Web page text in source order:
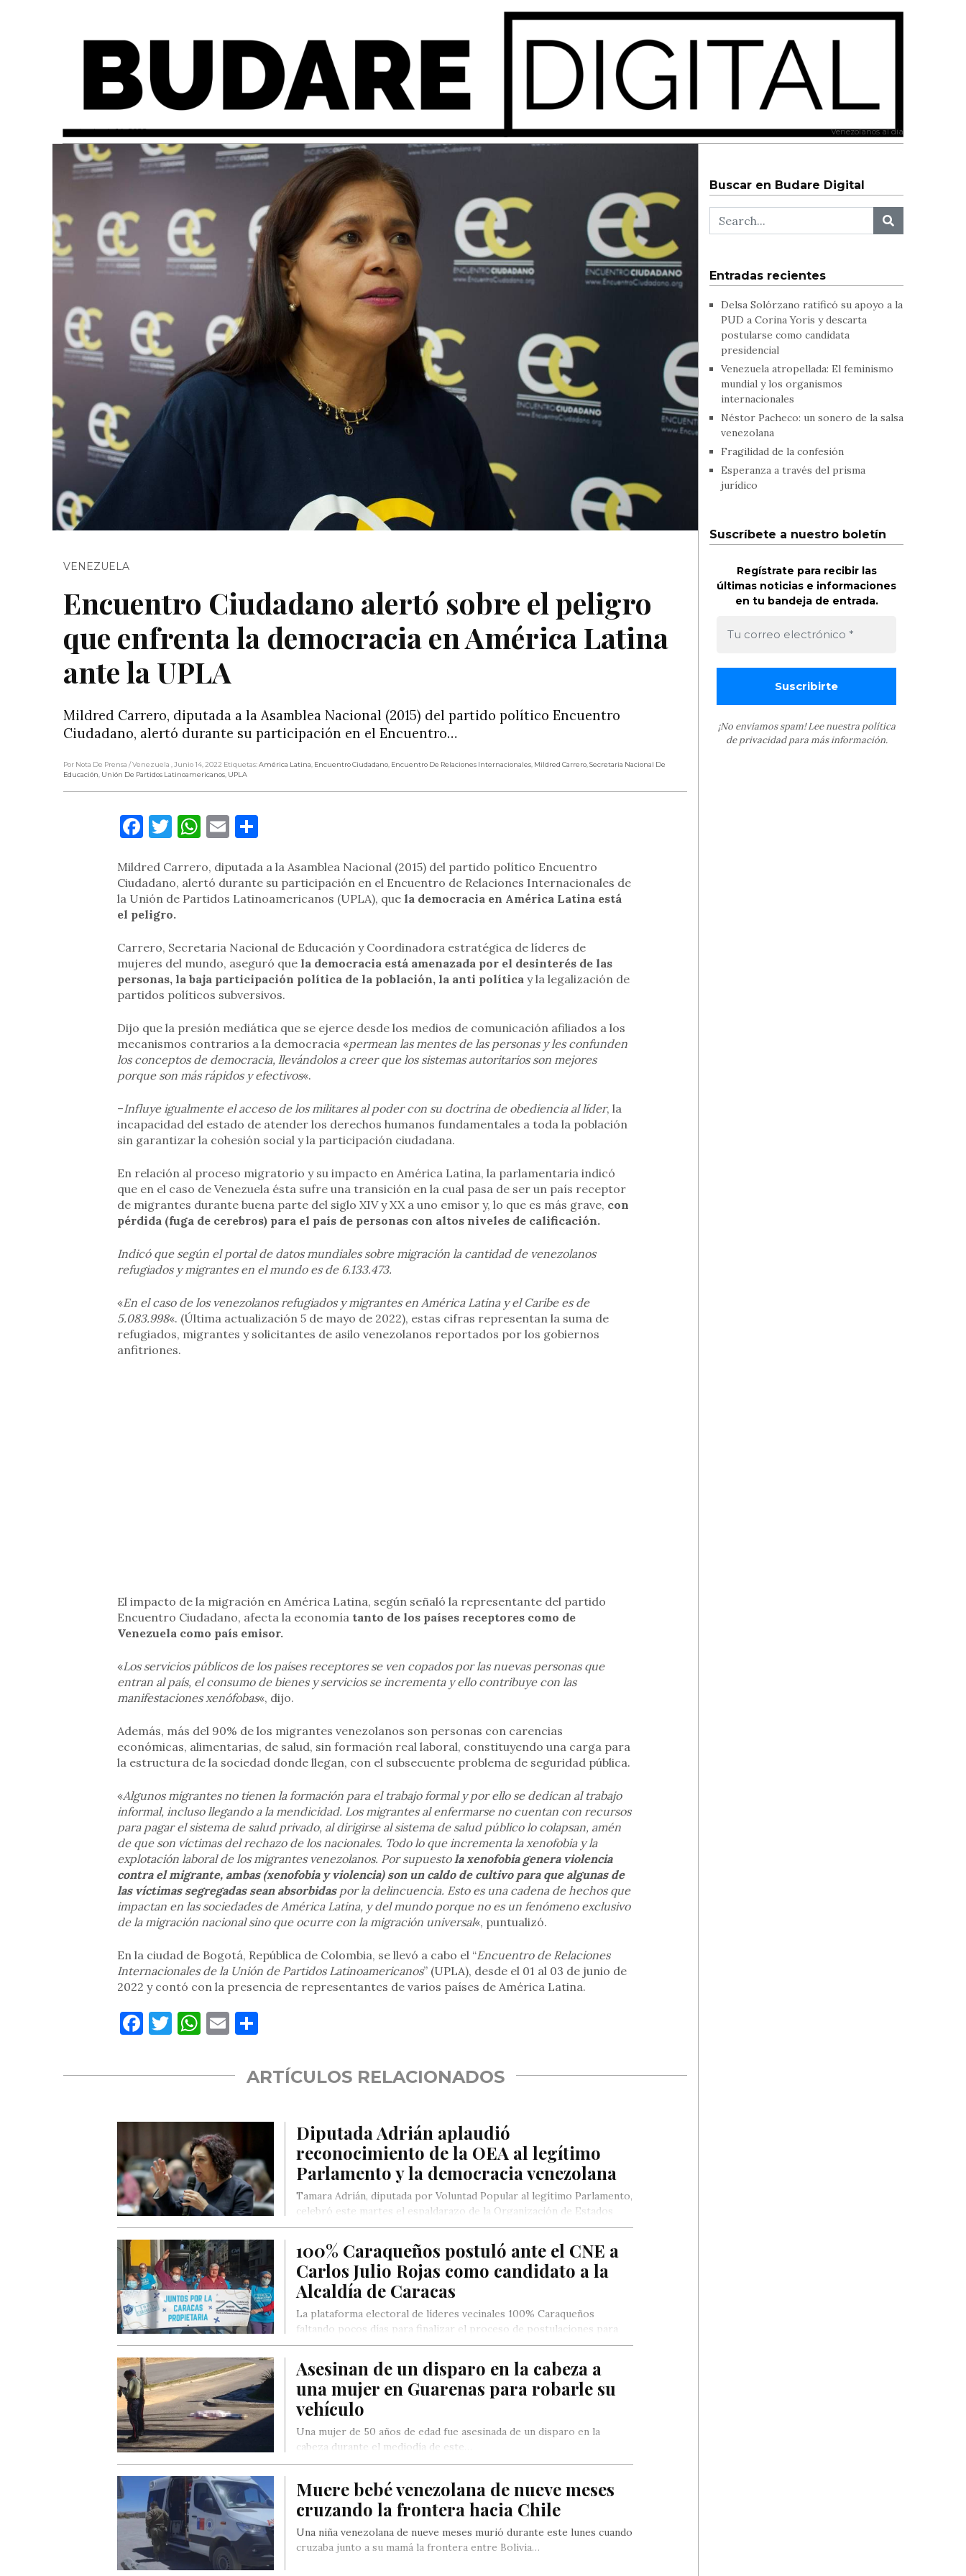
martes, junio 14, 2022 Venezolanos al día
VENEZUELA
Encuentro Ciudadano alertó sobre el peligro
que enfrenta la democracia en América Latina
ante la UPLA
Mildred Carrero, diputada a la Asamblea Nacional (2015) del partido político Encuentro
Ciudadano, alertó durante su participación en el Encuentro…
Por Nota De Prensa / Venezuela , Junio 14, 2022 Etiquetas:América Latina, Encuentro Ciudadano, Encuentro De Relaciones Internacionales, Mildred Carrero,Secretaria Nacional De
Educación, Unión De Partidos Latinoamericanos, UPLA
Facebook
Twitter
WhatsApp
EmailCompartir
Mildred Carrero, diputada a la Asamblea Nacional (2015) del partido político Encuentro
Ciudadano, alertó durante su participación en el Encuentro de Relaciones Internacionales de
la Unión de Partidos Latinoamericanos (UPLA), que la democracia en América Latina está
el peligro.
Carrero, Secretaria Nacional de Educación y Coordinadora estratégica de líderes de
mujeres del mundo, aseguró que la democracia está amenazada por el desinterés de las
personas, la baja participación política de la población, la anti políticay la legalización de
partidos políticos subversivos.
Dijo que la presión mediática que se ejerce desde los medios de comunicación afiliados a los
mecanismos contrarios a la democracia «permean las mentes de las personas y les confunden
los conceptos de democracia, llevándolos a creer que los sistemas autoritarios son mejores
porque son más rápidos y efectivos«.
–Influye igualmente el acceso de los militares al poder con su doctrina de obediencia al líder, la
incapacidad del estado de atender los derechos humanos fundamentales a toda la población
sin garantizar la cohesión social y la participación ciudadana.
En relación al proceso migratorio y su impacto en América Latina, la parlamentaria indicó
que en el caso de Venezuela ésta sufre una transición en la cual pasa de ser un país receptor
de migrantes durante buena parte del siglo XIV y XX a uno emisor y, lo que es más grave, con
pérdida (fuga de cerebros) para el país de personas con altos niveles de calificación.
Indicó que según el portal de datos mundiales sobre migración la cantidad de venezolanos
refugiados y migrantes en el mundo es de 6.133.473.
«En el caso de los venezolanos refugiados y migrantes en América Latina y el Caribe es de
5.083.998«. (Última actualización 5 de mayo de 2022), estas cifras representan la suma de
refugiados, migrantes y solicitantes de asilo venezolanos reportados por los gobiernos
anfitriones.
El impacto de la migración en América Latina, según señaló la representante del partido
Encuentro Ciudadano, afecta la economía tanto de los países receptores como de
Venezuela como país emisor.
«Los servicios públicos de los países receptores se ven copados por las nuevas personas que
entran al país, el consumo de bienes y servicios se incrementa y ello contribuye con las
manifestaciones xenófobas«, dijo.
Además, más del 90% de los migrantes venezolanos son personas con carencias
económicas, alimentarias, de salud, sin formación real laboral, constituyendo una carga para
la estructura de la sociedad donde llegan, con el subsecuente problema de seguridad pública.
«Algunos migrantes no tienen la formación para el trabajo formal y por ello se dedican al trabajo
informal, incluso llegando a la mendicidad. Los migrantes al enfermarse no cuentan con recursos
para pagar el sistema de salud privado, al dirigirse al sistema de salud público lo colapsan, amén
de que son víctimas del rechazo de los nacionales. Todo lo que incrementa la xenofobia y la
explotación laboral de los migrantes venezolanos. Por supuestola xenofobia genera violencia
contra el migrante, ambas (xenofobia y violencia) son un caldo de cultivo para que algunas de
las víctimas segregadas sean absorbidaspor la delincuencia. Esto es una cadena de hechos que
impactan en las sociedades de América Latina, y del mundo porque no es un fenómeno exclusivo
de la migración nacional sino que ocurre con la migración universal«, puntualizó.
En la ciudad de Bogotá, República de Colombia, se llevó a cabo el “Encuentro de Relaciones
Internacionales de la Unión de Partidos Latinoamericanos” (UPLA), desde el 01 al 03 de junio de
2022 y contó con la presencia de representantes de varios países de América Latina.
Facebook
Twitter
WhatsApp
EmailCompartir
ARTÍCULOS RELACIONADOS
Diputada Adrián aplaudió
reconocimiento de la OEA al legítimo
Parlamento y la democracia venezolana
Tamara Adrián, diputada por Voluntad Popular al legítimo Parlamento,
celebró este martes el espaldarazo de la Organización de Estados
Americanos…
100% Caraqueños postuló ante el CNE a
Carlos Julio Rojas como candidato a la
Alcaldía de Caracas
La plataforma electoral de líderes vecinales 100% Caraqueños
faltando pocos días para finalizar el proceso de postulaciones para
las megaeleciones…
Asesinan de un disparo en la cabeza a
una mujer en Guarenas para robarle su
vehículo
Una mujer de 50 años de edad fue asesinada de un disparo en la
cabeza durante el mediodía de este…
Muere bebé venezolana de nueve meses
cruzando la frontera hacia Chile
Una niña venezolana de nueve meses murió durante este lunes cuando
cruzaba junto a su mamá la frontera entre Bolivia…
Buscar en Budare Digital
Entradas recientes
Delsa Solórzano ratificó su apoyo a la
PUD a Corina Yoris y descarta
postularse como candidata
presidencial
Venezuela atropellada: El feminismo
mundial y los organismos
internacionales
Néstor Pacheco: un sonero de la salsa
venezolana
Fragilidad de la confesión
Esperanza a través del prisma
jurídico
Suscríbete a nuestro boletín
Regístrate para recibir las
últimas noticias e informaciones
en tu bandeja de entrada.
¡No enviamos spam! Lee nuestra política
de privacidadpara más información.